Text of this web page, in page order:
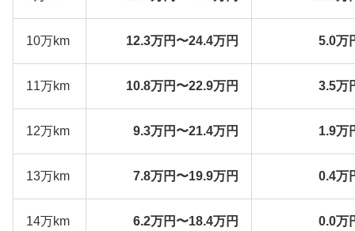
10万km 12.3万円〜24.4万円 5.0万
11万km 10.8万円〜22.9万円 3.5万
12万km 9.3万円〜21.4万円 1.9万
13万km 7.8万円〜19.9万円 0.4万
14万km 6.2万円〜18.4万円 0.0万